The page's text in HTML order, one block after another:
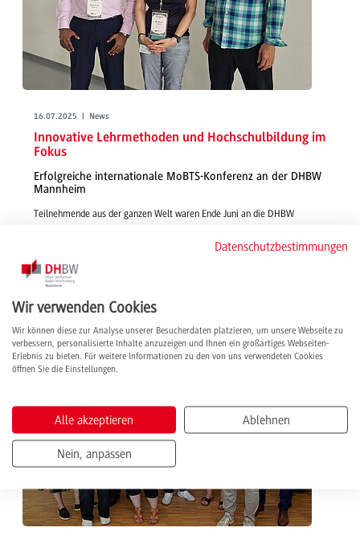
16.07.2025 | News
Innovative Lehrmethoden und Hochschulbildung im
Fokus
Erfolgreiche internationale MoBTS-Konferenz an der DHBW
Mannheim
Teilnehmende aus der ganzen Welt waren Ende Juni an die DHBW
tägliche Lehrarbeit mit nach Hause, sondern auch ein gestärktes
internationales Netzwerk.
weiterlesen
Datenschutzbestimmungen
Wir verwenden Cookies
Wir können diese zur Analyse unserer Besucherdaten platzieren, um unsere Webseite zu
verbessern, personalisierte Inhalte anzuzeigen und Ihnen ein großartiges Webseiten-
Erlebnis zu bieten. Für weitere Informationen zu den von uns verwendeten Cookies
öffnen Sie die Einstellungen.
Alle akzeptieren Ablehnen
Nein, anpassen